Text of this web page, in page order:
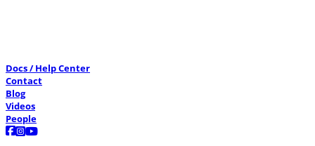
Docs / Help Center
Contact
Blog
Videos
People
Follow us on Facebook
Follow us on Instagram
Follow us on YouTube